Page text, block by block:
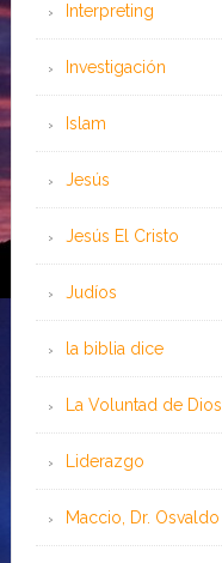
Interpreting
Investigación
Islam
Jesús
Jesús El Cristo
Judíos
la biblia dice
La Voluntad de Dios
Liderazgo
Maccio, Dr. Osvaldo